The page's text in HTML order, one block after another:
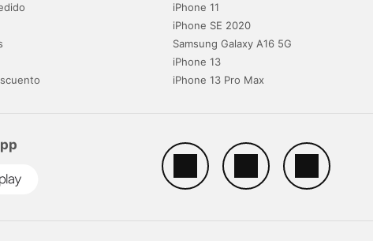
iPhone 11
iPhone SE 2020
Samsung Galaxy A16 5G
iPhone 13
iPhone 13 Pro Max